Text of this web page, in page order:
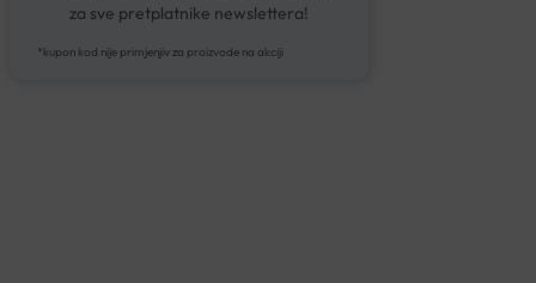
za sve pretplatnike newslettera!
*kupon kod nije primjenjiv za proizvode na akciji